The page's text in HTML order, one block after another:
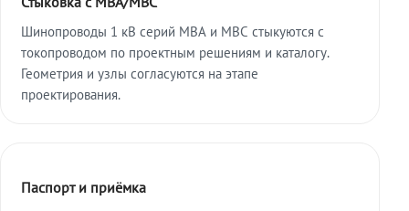
Шинопроводы 1 кВ серий МВА и МВС стыкуются с
токопроводом по проектным решениям и каталогу.
Геометрия и узлы согласуются на этапе
проектирования.
Паспорт и приёмка